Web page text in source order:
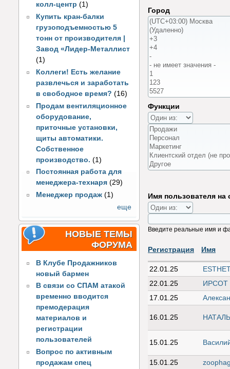
колл-центр (1)
Купить кран-балки
грузоподъемностью 5
тонн от производителя |
Завод «Лидер-Металлист
(1)
Коллеги! Есть желание
развлечься и заработать
в свободное время? (16)
Продам вентиляционное
оборудование,
приточные установки,
щиты автоматики.
Собственное
производство. (1)
Постоянная работа для
менеджера-технаря (29)
Менеджер продаж (1)
еще
НОВЫЕ ТЕМЫ
ФОРУМА
В Клубе Продажников
новый бармен
В связи со СПАМ атакой
временно вводится
премодерация
материалов и
регистрации
пользователей
Вопрос по активным
продажам спец
Город
Функции
Имя пользователя на
Введите реальные имя и
Регистрация Имя
22.01.25
22.01.25
ИРСОТ
17.01.25
16.01.25
15.01.25
15.01.25